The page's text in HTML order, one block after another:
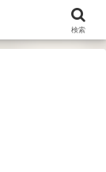
検索